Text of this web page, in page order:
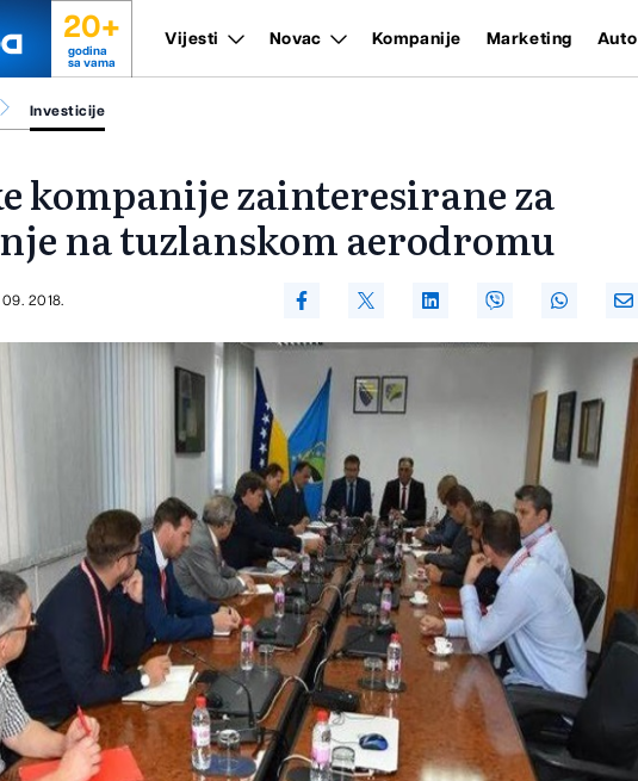
20+
godina
sa vama
Vijesti Novac Kompanije Marketing Auto
Investicije
kompanije zainteresirane za
na tuzlanskom aerodromu
09. 2018.